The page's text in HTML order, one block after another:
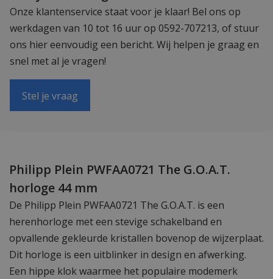
Onze klantenservice staat voor je klaar! Bel ons op
werkdagen van 10 tot 16 uur op 0592-707213, of stuur
ons hier eenvoudig een bericht. Wij helpen je graag en
snel met al je vragen!
Stel je vraag
Philipp Plein PWFAA0721 The G.O.A.T.
horloge 44 mm
De Philipp Plein PWFAA0721 The G.O.A.T. is een
herenhorloge met een stevige schakelband en
opvallende gekleurde kristallen bovenop de wijzerplaat.
Dit horloge is een uitblinker in design en afwerking.
Een hippe klok waarmee het populaire modemerk